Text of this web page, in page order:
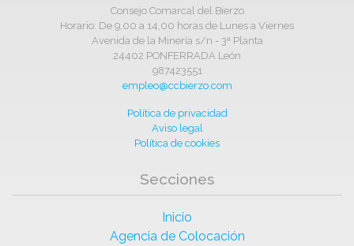
Consejo Comarcal del Bierzo
Horario: De 9,00 a 14,00 horas de Lunes a Viernes
Avenida de la Minería s/n - 3ª Planta
24402 PONFERRADA León
987423551
empleo@ccbierzo.com
Política de privacidad
Aviso legal
Política de cookies
Secciones
Inicio
Agencia de Colocación